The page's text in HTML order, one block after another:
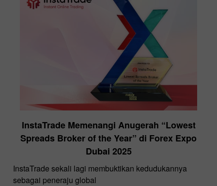
InstaTrade Memenangi Anugerah “Lowest
Spreads Broker of the Year” di Forex Expo
Dubai 2025
InstaTrade sekali lagi membuktikan kedudukannya
sebagai peneraju global